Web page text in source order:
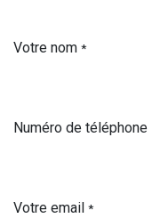
Votre nom *
Numéro de téléphone
Votre email *